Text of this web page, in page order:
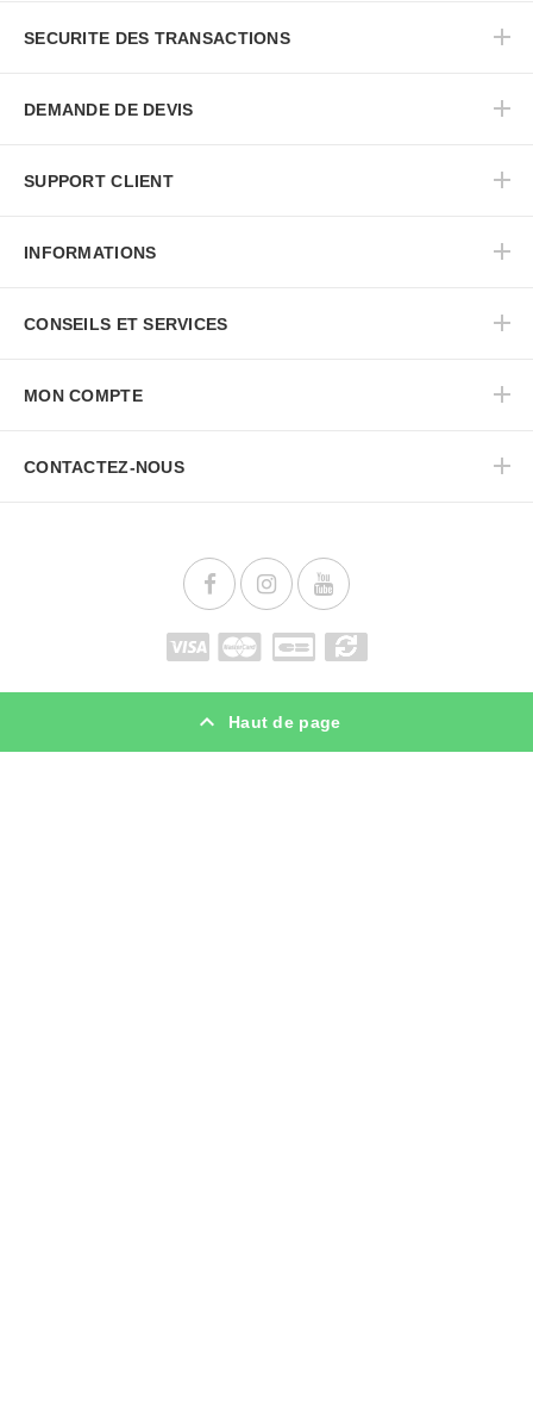
SECURITE DES TRANSACTIONS
DEMANDE DE DEVIS
SUPPORT CLIENT
INFORMATIONS
CONSEILS ET SERVICES
MON COMPTE
CONTACTEZ-NOUS
Haut de page